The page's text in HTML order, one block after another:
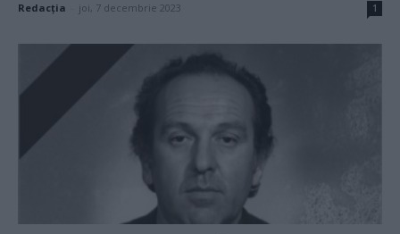
Redacţia joi, 7 decembrie 2023 1